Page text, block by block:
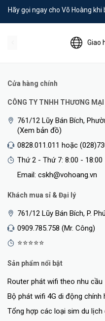
Hãy gọi ngay cho Võ Hoàng
Giao
Cửa hàng chính
CÔNG TY TNHH THƯƠNG
761/12 Lũy Bán Bích,
(Xem bản đồ)
0828.011.011 hoặc
Thứ 2 - Thứ 7: 8:00 - 18:00
Email: cskh@vohoang.vn
Khách mua sỉ & Đại lý
761/12 Lũy Bán Bích, P.
0909.785.758 (Mr. Công)
⭐⭐⭐⭐⭐
Sản phẩm nổi bật
Router phát wifi theo nhu cầu
Bộ phát wifi 4G di động chính
Tổng hợp các loại sim du lịch